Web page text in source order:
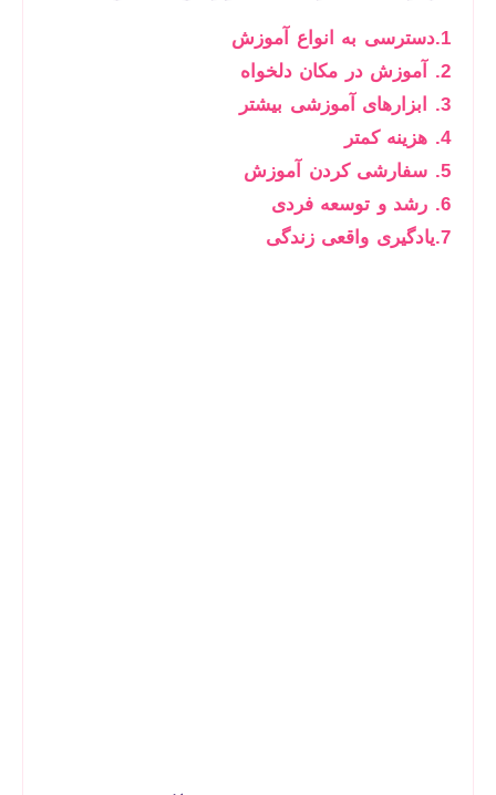
1.دسترسی به انواع آموزش
2. آموزش در مکان دلخواه
3. ابزارهای آموزشی بیشتر
4. هزینه ­کمتر
5. سفارشی کردن آموزش
6. رشد و توسعه فردی
7. یادگیری واقعی زندگی